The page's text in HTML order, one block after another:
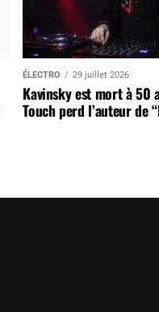
ÉLECTRO 29 juillet 2026
Kavinsky est mort à 50
Touch perd l’auteur de